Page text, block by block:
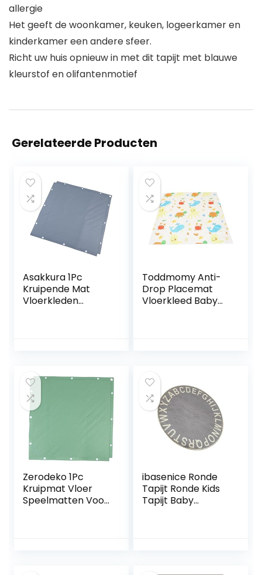
allergie
Het geeft de woonkamer, keuken, logeerkamer en
kinderkamer een andere sfeer.
Richt uw huis opnieuw in met dit tapijt met blauwe
kleurstof en olifantenmotief
Gerelateerde Producten
Asakkura 1Pc
Kruipende Mat
Vloerkleden
Speelkleed Tegel
Silicagel Grijs
Dikker Vloerkleed
Baby Speelkleed
Toddmomy Anti-
Drop Placemat
Vloerkleed Baby
Camping Deken
Picknick Mat Baby
Zerodeko 1Pc
Kruipmat Vloer
Speelmatten Voor
ibasenice Ronde
Tapijt Ronde Kids
Tapijt Baby